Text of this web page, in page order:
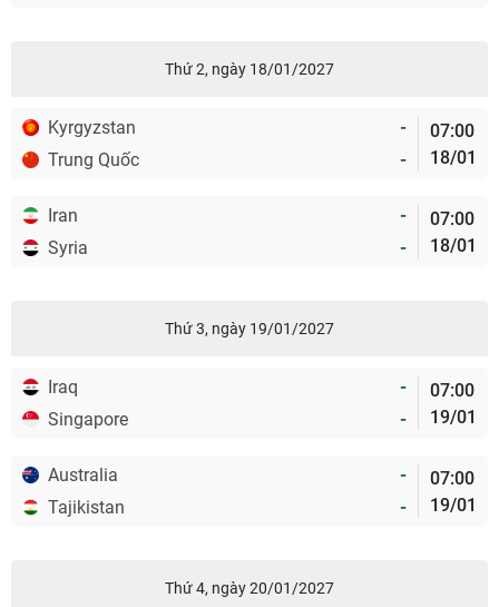
Thứ 2, ngày 18/01/2027
Kyrgyzstan
-
Trung Quốc
-
07:00
18/01
Iran
-
Syria
-
07:00
18/01
Thứ 3, ngày 19/01/2027
Iraq
-
Singapore
-
07:00
19/01
Australia
-
Tajikistan
-
07:00
19/01
Thứ 4, ngày 20/01/2027